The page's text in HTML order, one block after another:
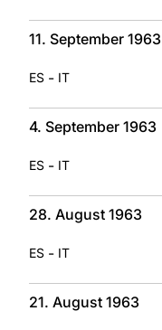
11. September 1963
ES - IT
4. September 1963
ES - IT
28. August 1963
ES - IT
21. August 1963